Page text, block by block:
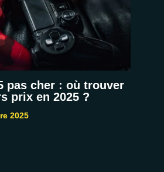
pas cher : où trouver
prix en 2025 ?
2025